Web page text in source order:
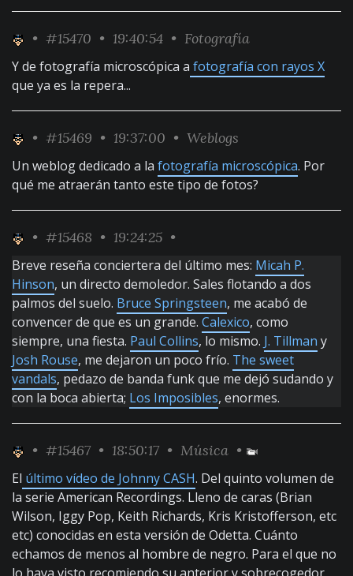
• #15470 • 19:40:54 • Fotografía
Y de fotografía microscópica a fotografía con rayos X
que ya es la repera...
• #15469 • 19:37:00 • Weblogs
Un weblog dedicado a la fotografía microscópica. Por
qué me atraerán tanto este tipo de fotos?
• #15468 • 19:24:25 •
Breve reseña conciertera del último mes: Micah P.
Hinson, un directo demoledor. Sales flotando a dos
palmos del suelo. Bruce Springsteen, me acabó de
convencer de que es un grande. Calexico, como
siempre, una fiesta. Paul Collins, lo mismo. J. Tillman y
Josh Rouse, me dejaron un poco frío. The sweet
vandals, pedazo de banda funk que me dejó sudando y
con la boca abierta; Los Imposibles, enormes.
• #15467 • 18:50:17 • Música •
El último vídeo de Johnny CASH. Del quinto volumen de
la serie American Recordings. Lleno de caras (Brian
Wilson, Iggy Pop, Keith Richards, Kris Kristofferson, etc
etc) conocidas en esta versión de Odetta. Cuánto
echamos de menos al hombre de negro. Para el que no